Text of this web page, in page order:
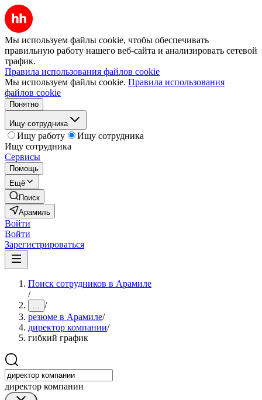
Мы используем файлы cookie, чтобы обеспечивать
правильную работу нашего веб-сайта и анализировать сетевой
трафик.
Правила использования файлов cookie
Мы используем файлы cookie. Правила использования
файлов cookie
Понятно
Ищу сотрудника
Ищу работу
Ищу сотрудника
Ищу сотрудника
Сервисы
Помощь
Ещё
Поиск
Арамиль
Войти
Войти
Зарегистрироваться
Поиск сотрудников в Арамиле
/
... /
резюме в Арамиле/
директор компании/
гибкий график
директор компании